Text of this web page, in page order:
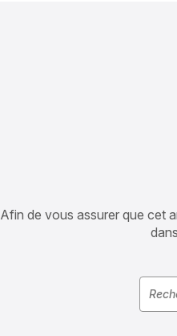
Afin de vous assurer que cet